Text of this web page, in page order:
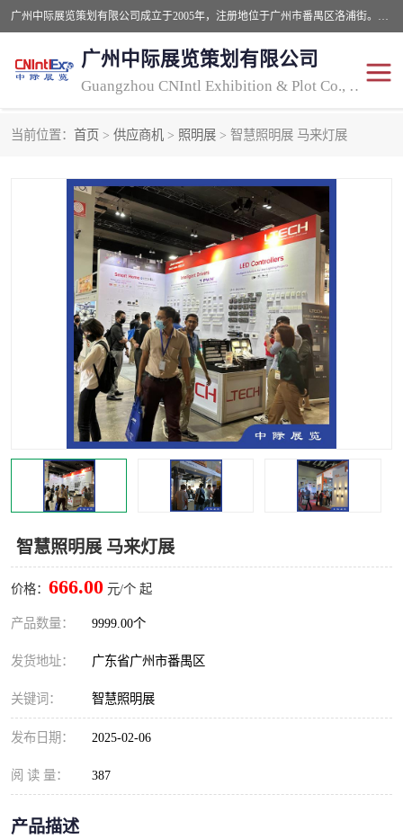
广州中际展览策划有限公司成立于2005年，注册地位于广州市番禺区洛浦街。经营范围包括会议及展览服务，大型活动组织策划服务，展台设计服务，广告业等；主要从事国外广告、标识、印花、LED、照明、光电、灯光、音响、视听、电子展览会等，展位预定-展品运输-签证-行程安排-补贴一站式服务。
广州中际展览策划有限公司
Guangzhou CNIntl Exhibition & Plot Co., Ltd.
当前位置： 首页 > 供应商机 > 照明展 > 智慧照明展 马来灯展
智慧照明展 马来灯展
价格： 666.00 元/个 起
产品数量： 9999.00个
发货地址： 广东省广州市番禺区
关键词： 智慧照明展
发布日期： 2025-02-06
阅 读 量： 387
产品描述
展品运输
视听-灯光音响展
2025年国外广告标识展 2025年国内中国香港照明
展